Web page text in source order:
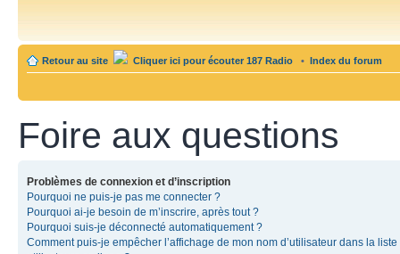
Retour au site Cliquer ici pour écouter 187 Radio • Index du forum
Foire aux questions
Problèmes de connexion et d’inscription
Pourquoi ne puis-je pas me connecter ?
Pourquoi ai-je besoin de m’inscrire, après tout ?
Pourquoi suis-je déconnecté automatiquement ?
Comment puis-je empêcher l’affichage de mon nom d’utilisateur dans la liste